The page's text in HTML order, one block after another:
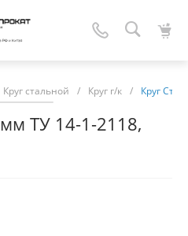
Круг стальной / Круг г/к / Круг
ТУ 14-1-2118,